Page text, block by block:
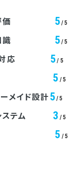
価 5 /5
識 5 /5
応 5/5
5 /5
メイド設計 5 /5
テム 3 /5
5 /5